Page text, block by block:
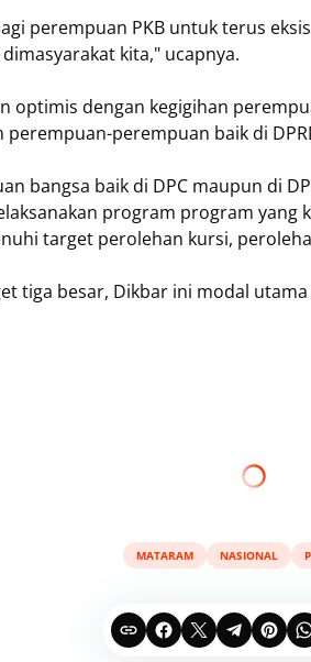
perempuan PKB untuk terus
kita," ucapnya.
optimis dengan kegigihan
perempuan-perempuan baik di
bangsa baik di DPC maupun di
program program yang
target perolehan kursi,
tiga besar, Dikbar ini modal
MATARAM NASIONAL